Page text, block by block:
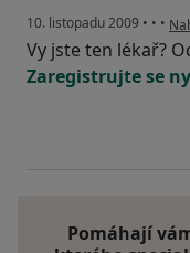
10. listopadu 2009 • • •
Vy jste ten lékař?
Zaregistrujte se
Pomáhají